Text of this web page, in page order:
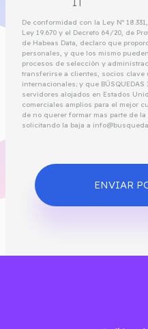
De conformidad con la Ley Nº
Ley 19.670 y el Decreto 64/20, de
de Habeas Data, declaro que
personales, y que los mismo
procesos de selección y
transferirse a clientes, socios clave
internacionales; y que
servidores alojados en Estados
comerciales amplios para el mejor
de no querer formar mas parte de
solicitando la baja a
ENVIAR